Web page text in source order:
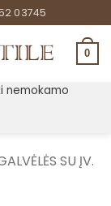
03745
0
nemokamo
SU ĮV.